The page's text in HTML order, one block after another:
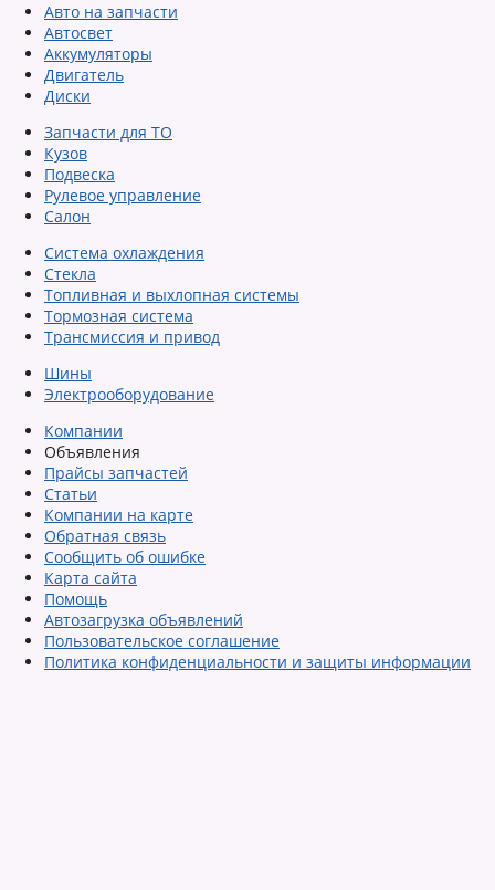
Авто на запчасти
Автосвет
Аккумуляторы
Двигатель
Диски
Запчасти для ТО
Кузов
Подвеска
Рулевое управление
Салон
Система охлаждения
Стекла
Топливная и выхлопная системы
Тормозная система
Трансмиссия и привод
Шины
Электрооборудование
Компании
Объявления
Прайсы запчастей
Статьи
Компании на карте
Обратная связь
Сообщить об ошибке
Карта сайта
Помощь
Автозагрузка объявлений
Пользовательское соглашение
Политика конфиденциальности и защиты информации